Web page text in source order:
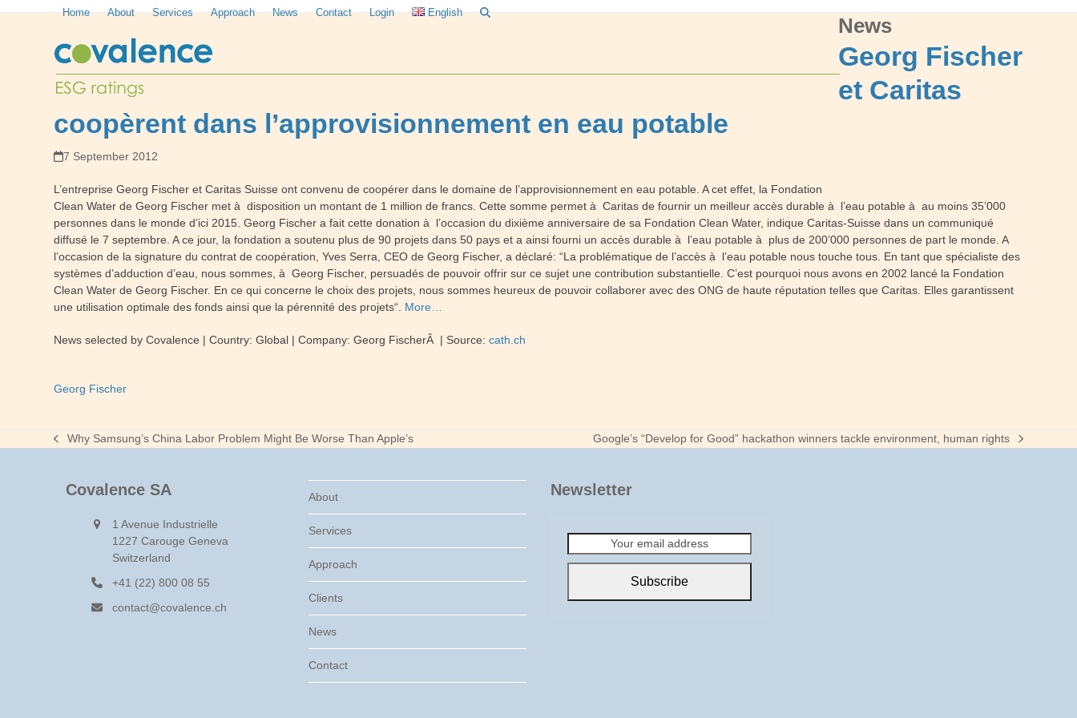
Home About Services Approach News Contact Login English
News
Georg Fischer
et Caritas
coopèrent dans l’approvisionnement en eau potable
7 September 2012
L’entreprise Georg Fischer et Caritas Suisse ont convenu de coopérer dans le domaine de l’approvisionnement en eau potable. A cet effet, la Fondation
Clean Water de Georg Fischer met à disposition un montant de 1 million de francs. Cette somme permet à Caritas de fournir un meilleur accès durable à l’eau potable à au moins 35’000
personnes dans le monde d’ici 2015. Georg Fischer a fait cette donation à l’occasion du dixième anniversaire de sa Fondation Clean Water, indique Caritas-Suisse dans un communiqué
diffusé le 7 septembre. A ce jour, la fondation a soutenu plus de 90 projets dans 50 pays et a ainsi fourni un accès durable à l’eau potable à plus de 200’000 personnes de part le monde. A
l’occasion de la signature du contrat de coopération, Yves Serra, CEO de Georg Fischer, a déclaré: “La problématique de l’accès à l’eau potable nous touche tous. En tant que spécialiste des
systèmes d’adduction d’eau, nous sommes, à Georg Fischer, persuadés de pouvoir offrir sur ce sujet une contribution substantielle. C’est pourquoi nous avons en 2002 lancé la Fondation
Clean Water de Georg Fischer. En ce qui concerne le choix des projets, nous sommes heureux de pouvoir collaborer avec des ONG de haute réputation telles que Caritas. Elles garantissent
une utilisation optimale des fonds ainsi que la pérennité des projets“. More…
News selected by Covalence | Country: Global | Company: Georg FischerÂ | Source:cath.ch
Georg Fischer
previous
Why Samsung’s China Labor Problem Might Be Worse Than Apple’s
next
Google’s “Develop for Good” hackathon winners tackle environment, human rights
Covalence SA
1 Avenue Industrielle
1227 Carouge Geneva
Switzerland
+41 (22) 800 08 55
contact@covalence.ch
About
Services
Approach
Clients
News
Contact
Newsletter
email
Subscribe